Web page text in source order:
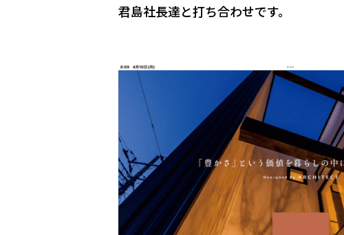
君島社長達と打ち合わせです。